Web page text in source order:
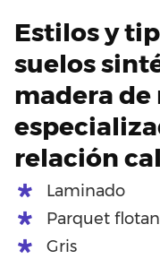
Estilos y
suelos
madera de
relación
Laminado
Parquet
Gris